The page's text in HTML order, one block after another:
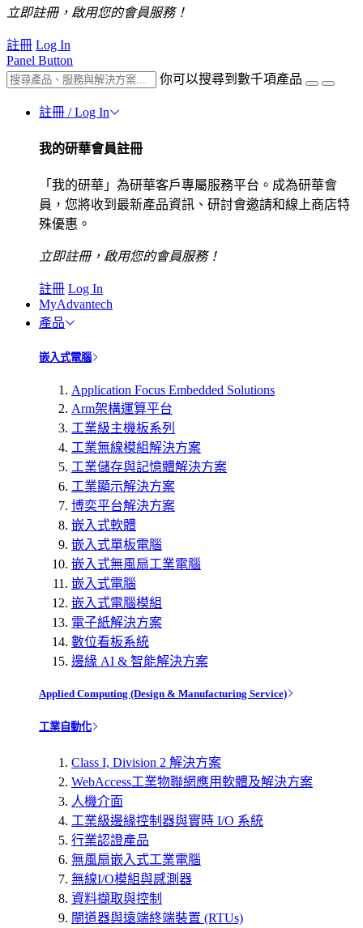
立即註冊，啟用您的會員服務！
註冊 Log In
Panel Button
你可以搜尋到數千項產品
註冊 / Log In
我的研華會員註冊
「我的研華」為研華客戶專屬服務平台。成為研華會
員，您將收到最新產品資訊、研討會邀請和線上商店特
殊優惠。
立即註冊，啟用您的會員服務！
註冊 Log In
MyAdvantech
產品
嵌入式電腦
Application Focus Embedded Solutions
Arm架構運算平台
工業級主機板系列
工業無線模組解決方案
工業儲存與記憶體解決方案
工業顯示解決方案
博奕平台解決方案
嵌入式軟體
嵌入式單板電腦
嵌入式無風扇工業電腦
嵌入式電腦
嵌入式電腦模組
電子紙解決方案
數位看板系統
邊緣 AI & 智能解決方案
Applied Computing (Design & Manufacturing Service)
工業自動化
Class I, Division 2 解決方案
WebAccess工業物聯網應用軟體及解決方案
人機介面
工業級邊緣控制器與實時 I/O 系統
行業認證產品
無風扇嵌入式工業電腦
無線I/O模組與感測器
資料擷取與控制
閘道器與遠端終端裝置 (RTUs)